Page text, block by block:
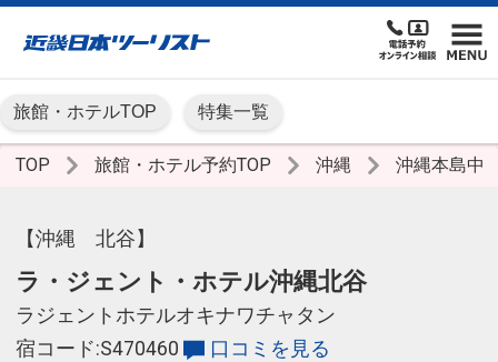
旅館・ホテルTOP 特集一覧
TOP 旅館・ホテル予約TOP 沖縄 沖縄本島中
【沖縄 北谷】
ラ・ジェント・ホテル沖縄北谷
ラジェントホテルオキナワチャタン
宿コード:S470460
口コミを見る